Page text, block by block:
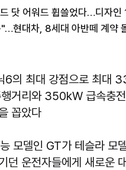
닷 어워드 휩쓸었다…디자인
현대차, 8세대 아반떼 계약
6의 최대 강점으로 최대
거리와 350kW 급속충
꼽았다
모델인 GT가 테슬라 모
던 운전자들에게 새로운